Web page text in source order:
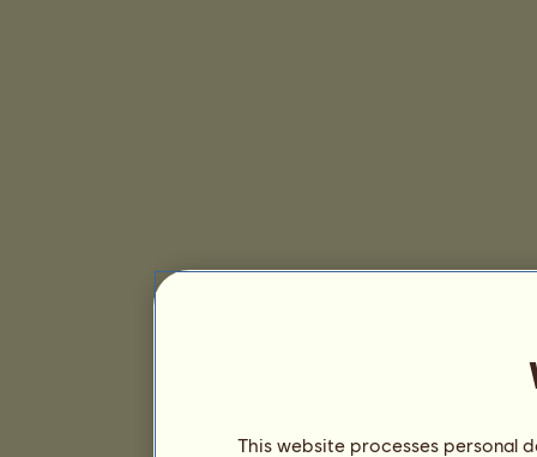
This website processes personal